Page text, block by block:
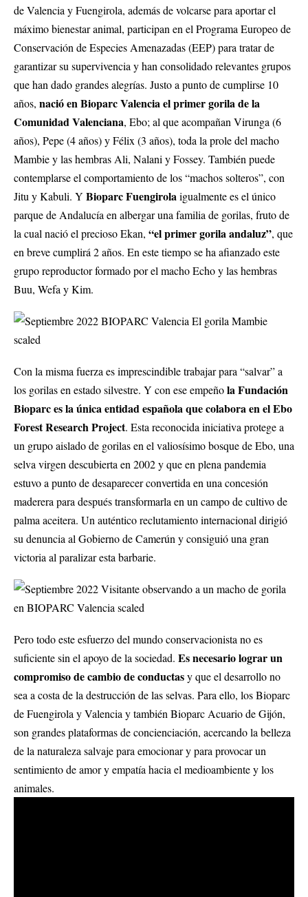
de Valencia y Fuengirola, además de volcarse para aportar el
máximo bienestar animal, participan en el Programa Europeo de
Conservación de Especies Amenazadas (EEP) para tratar de
garantizar su supervivencia y han consolidado relevantes grupos
que han dado grandes alegrías. Justo a punto de cumplirse 10
años, nació enBioparc Valenciael primer gorila de la
Comunidad Valenciana, Ebo; al que acompañan Virunga (6
años), Pepe (4 años) y Félix (3 años), toda la prole del macho
Mambie y las hembras Ali, Nalani y Fossey. También puede
contemplarse el comportamiento de los “machos solteros”, con
Jitu y Kabuli. Y Bioparc Fuengirolaigualmente es el único
parque de Andalucía en albergar una familia de gorilas, fruto de
la cual nació el precioso Ekan, “el primer gorila andaluz”, que
en breve cumplirá 2 años. En este tiempo se ha afianzado este
grupo reproductor formado por el macho Echo y las hembras
Buu, Wefa y Kim.
Con la misma fuerza es imprescindible trabajar para “salvar” a
los gorilas en estado silvestre. Y con ese empeñola Fundación
Bioparc es la única entidad española que colabora en elEbo
Forest Research Project. Esta reconocida iniciativa protege a
un grupo aislado de gorilas en el valiosísimo bosque de Ebo, una
selva virgen descubierta en 2002 y que en plena pandemia
estuvo a punto de desaparecer convertida en una concesión
maderera para después transformarla en un campo de cultivo de
palma aceitera. Un auténtico reclutamiento internacional dirigió
su denuncia al Gobierno de Camerún y consiguió una gran
victoria al paralizar esta barbarie.
Pero todo este esfuerzo del mundo conservacionista no es
suficiente sin el apoyo de la sociedad. Es necesario lograr un
compromiso de cambio de conductasy que el desarrollo no
sea a costa de la destrucción de las selvas. Para ello, los Bioparc
de Fuengirola y Valencia y tambiénBioparc Acuario de Gijón,
son grandes plataformas de concienciación, acercando la belleza
de la naturaleza salvaje para emocionar y para provocar un
sentimiento de amor y empatía hacia el medioambiente y los
animales.